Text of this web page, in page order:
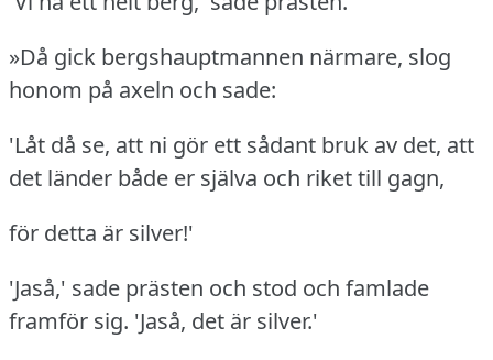
»Då gick bergshauptmannen närmare, slog
honom på axeln och sade:
'Låt då se, att ni gör ett sådant bruk av det, att
det länder både er själva och riket till gagn,
för detta är silver!'
'Jaså,' sade prästen och stod och famlade
framför sig. 'Jaså, det är silver.'